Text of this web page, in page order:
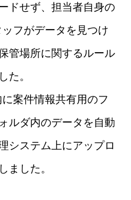
ドせず、担当者自身の
フがデータを見つけ
管場所に関するルール
た。
案件情報共有用のフ
ルダ内のデータを自動
システム上にアップロ
ました。